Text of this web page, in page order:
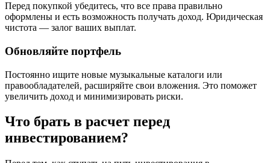
Перед покупкой убедитесь, что все права правильно
оформлены и есть возможность получать доход. Юридическая
чистота — залог ваших выплат.
Обновляйте портфель
Постоянно ищите новые музыкальные каталоги или
правообладателей, расширяйте свои вложения. Это поможет
увеличить доход и минимизировать риски.
Что брать в расчет перед
инвестированием?